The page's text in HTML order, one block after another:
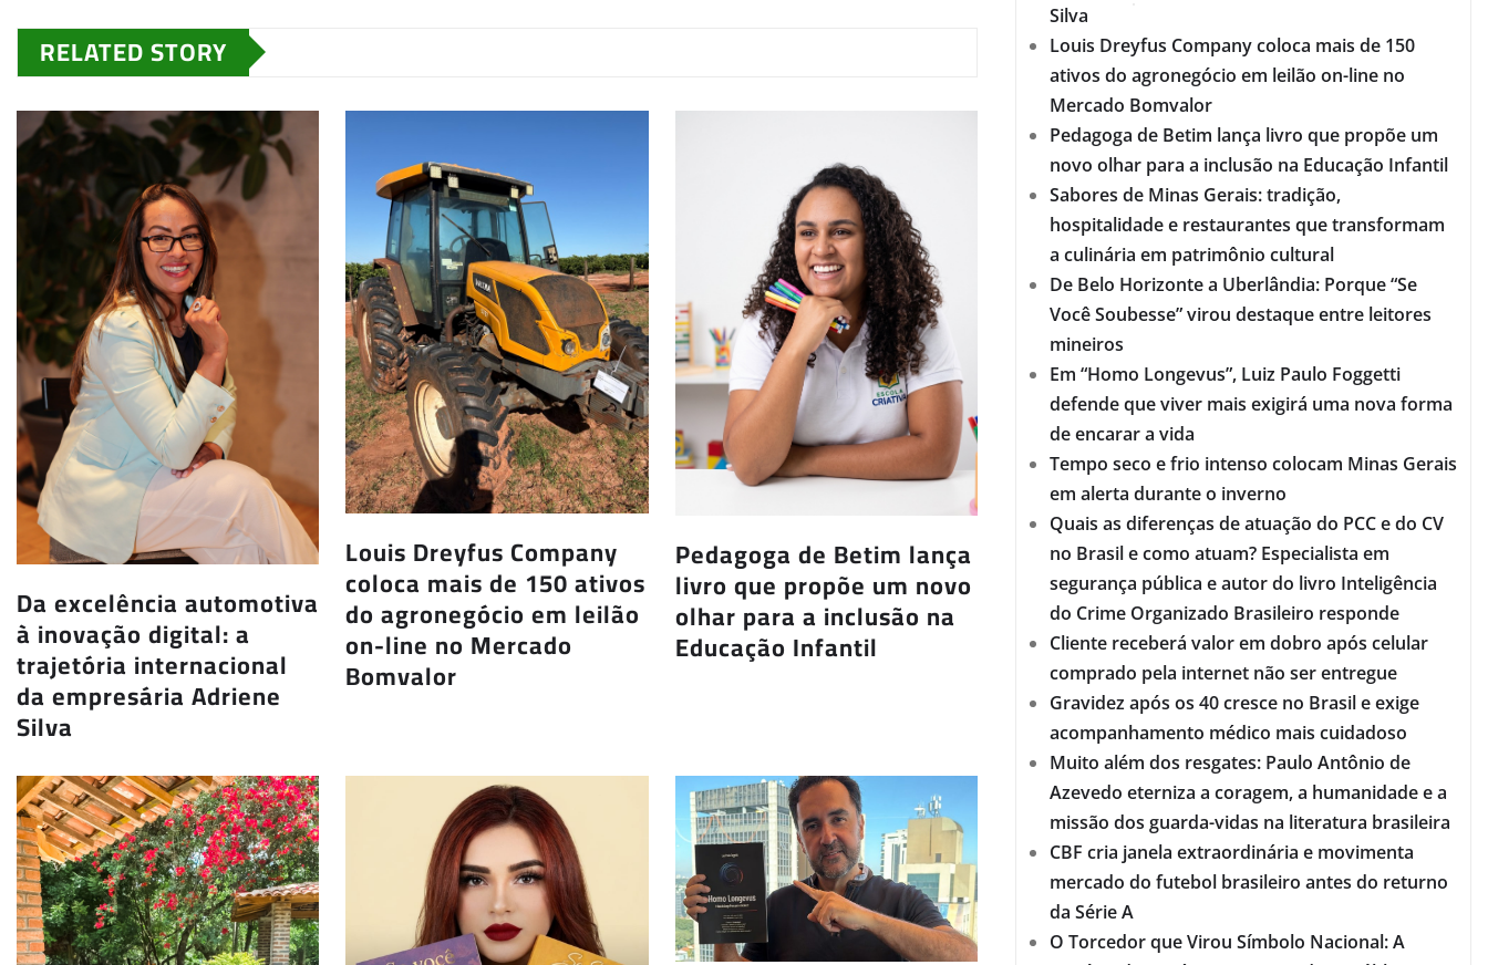
RELATED STORY
Da excelência automotiva
à inovação digital: a
trajetória internacional
da empresária Adriene
Silva
Louis Dreyfus Company
coloca mais de 150 ativos
do agronegócio em leilão
on-line no Mercado
Bomvalor
Pedagoga de Betim lança
livro que propõe um novo
olhar para a inclusão na
Educação Infantil
Silva
Louis Dreyfus Company coloca mais de 150
ativos do agronegócio em leilão on-line no
Mercado Bomvalor
Pedagoga de Betim lança livro que propõe um
novo olhar para a inclusão na Educação Infantil
Sabores de Minas Gerais: tradição,
hospitalidade e restaurantes que transformam
a culinária em patrimônio cultural
De Belo Horizonte a Uberlândia: Porque “Se
Você Soubesse” virou destaque entre leitores
mineiros
Em “Homo Longevus”, Luiz Paulo Foggetti
defende que viver mais exigirá uma nova forma
de encarar a vida
Tempo seco e frio intenso colocam Minas Gerais
em alerta durante o inverno
Quais as diferenças de atuação do PCC e do CV
no Brasil e como atuam? Especialista em
segurança pública e autor do livro Inteligência
do Crime Organizado Brasileiro responde
Cliente receberá valor em dobro após celular
comprado pela internet não ser entregue
Gravidez após os 40 cresce no Brasil e exige
acompanhamento médico mais cuidadoso
Muito além dos resgates: Paulo Antônio de
Azevedo eterniza a coragem, a humanidade e a
missão dos guarda-vidas na literatura brasileira
CBF cria janela extraordinária e movimenta
mercado do futebol brasileiro antes do returno
da Série A
O Torcedor que Virou Símbolo Nacional: A